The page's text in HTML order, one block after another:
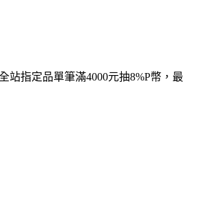
站指定品單筆滿4000元抽8%P幣，最